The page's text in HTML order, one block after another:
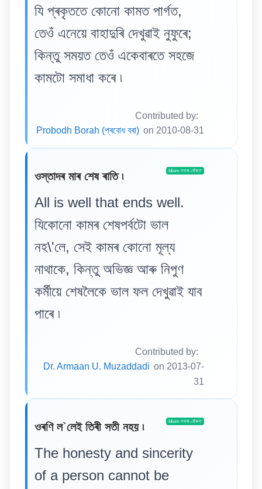
যি প্ৰকৃততে কোনো কামত পাৰ্গত,
তেওঁ এনেয়ে বাহাদুৰি দেখুৱাই নুফুৰে;
কিন্তু সময়ত তেওঁ একেবাৰতে সহজে
কামটো সমাধা কৰে ৷
Contributed by:
Probodh Borah (প্ৰবোধ বৰা) on 2010-08-31
Idiom ফকৰা-যোঁজনা
ওস্তাদৰ মাৰ শেষ ৰাতি ৷
All is well that ends well.
যিকোনো কামৰ শেষপৰ্বটো ভাল
নহ\'লে, সেই কামৰ কোনো মূল্য
নাথাকে, কিন্তু অভিজ্ঞ আৰু নিপুণ
কৰ্মীয়ে শেষলৈকে ভাল ফল দেখুৱাই যাব
পাৰে ৷
Contributed by:
Dr. Armaan U. Muzaddadi on 2013-07-
31
Idiom ফকৰা-যোঁজনা
ওৰণি ল`লেই তিৰী সতী নহয় ৷
The honesty and sincerity
of a person cannot be